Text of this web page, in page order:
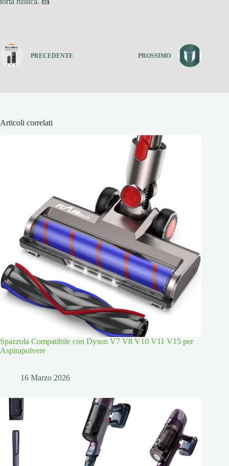
PRECEDENTE PROSSIMO
Articoli correlati
Spazzola Compatibile con Dyson V7 V8 V10 V11 V15 per
Aspirapolvere
16 Marzo 2026